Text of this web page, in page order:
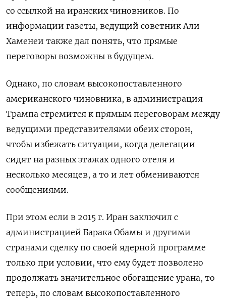
со ссылкой на иранских чиновников. По
информации газеты, ведущий советник Али
Хаменеи также дал понять, что прямые
переговоры возможны в будущем.
Однако, по словам высокопоставленного
американского чиновника, в администрация
Трампа стремится к прямым переговорам между
ведущими представителями обеих сторон,
чтобы избежать ситуации, когда делегации
сидят на разных этажах одного отеля и
несколько месяцев, а то и лет обмениваются
сообщениями.
При этом если в 2015 г. Иран заключил с
администрацией Барака Обамы и другими
странами сделку по своей ядерной программе
только при условии, что ему будет позволено
продолжать значительное обогащение урана, то
теперь, по словам высокопоставленного